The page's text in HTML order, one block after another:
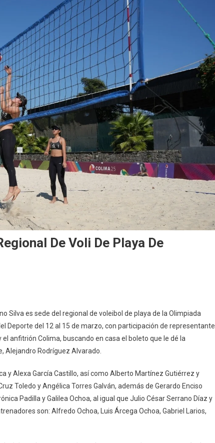
De Voli De Playa De
Silva es sede del regional de voleibol de playa de la Olimpiada
Deporte del 12 al 15 de marzo, con participación de
anfitrión Colima, buscando en casa el boleto que le dé la
Alejandro Rodríguez Alvarado.
y Alexa García Castillo, así como Alberto Martínez Gutiérrez y
Toledo y Angélica Torres Galván, además de Gerardo Enciso
Padilla y Galilea Ochoa, al igual que Julio César Serrano Díaz y
son: Alfredo Ochoa, Luis Árcega Ochoa, Gabriel Larios,